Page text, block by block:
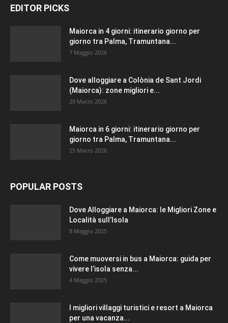
EDITOR PICKS
Maiorca in 4 giorni: itinerario giorno per
giorno tra Palma, Tramuntana...
7 Maggio 2026
Dove alloggiare a Colònia de Sant Jordi
(Maiorca): zone migliori e...
29 Marzo 2026
Maiorca in 6 giorni: itinerario giorno per
giorno tra Palma, Tramuntana...
25 Marzo 2026
POPULAR POSTS
Dove Alloggiare a Maiorca: le Migliori Zone e
Località sull’Isola
8 Maggio 2025
Come muoversi in bus a Maiorca: guida per
vivere l’isola senza...
4 Maggio 2025
I migliori villaggi turistici e resort a Maiorca
per una vacanza...